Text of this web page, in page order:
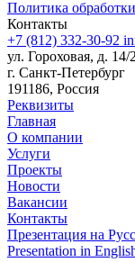
Политика
Контакты
+7 (812) 332-30-92
ул. Гороховая, д. 14/
г. Санкт-Петербург
191186, Россия
Реквизиты
Главная
О компании
Услуги
Проекты
Новости
Вакансии
Контакты
Презентация на
Presentation in